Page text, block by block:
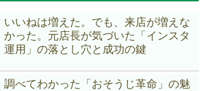
いいねは増えた。でも、来店が増えな
かった。元店長が気づいた「インスタ
運用」の落とし穴と成功の鍵
調べてわかった「おそうじ革命」の魅